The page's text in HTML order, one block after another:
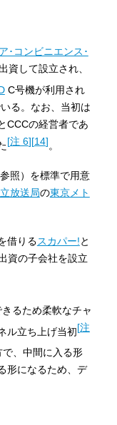
･コンビニエンス･
資して設立され、
C号機が利用され
る。なお、当初は
CCCの経営者であ
[注 6][14]。
参照）を標準で用意
放送局の東京メト
借りるスカパー!と
資の子会社を設立
るため柔軟なチャ
ル立ち上げ当初[注
で、中間に入る形
形になるため、デ